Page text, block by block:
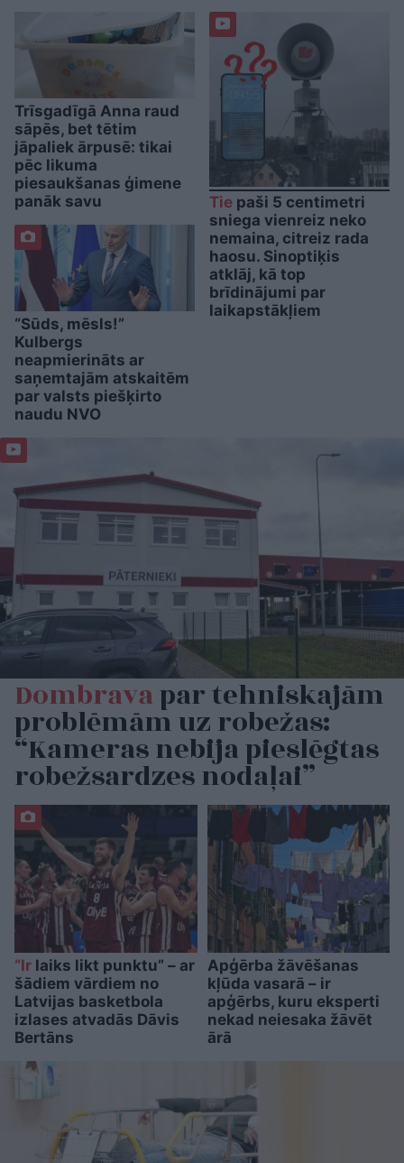
Trīsgadīgā Anna raud
sāpēs, bet tētim
jāpaliek ārpusē: tikai
pēc likuma
piesaukšanas ģimene
panāk savu
“Sūds, mēsls!”
Kulbergs
neapmierināts ar
saņemtajām atskaitēm
par valsts piešķirto
naudu NVO
Tie paši 5 centimetri
sniega vienreiz neko
nemaina, citreiz rada
haosu. Sinoptiķis
atklāj, kā top
brīdinājumi par
laikapstākļiem
Dombravapar tehniskajām
problēmām uz robežas:
“Kameras nebija pieslēgtas
robežsardzes nodaļai”
“Ir laiks likt punktu” – ar
šādiem vārdiem no
Latvijas basketbola
izlases atvadās Dāvis
Bertāns
Apģērba žāvēšanas
kļūda vasarā – ir
apģērbs, kuru eksperti
nekad neiesaka žāvēt
ārā